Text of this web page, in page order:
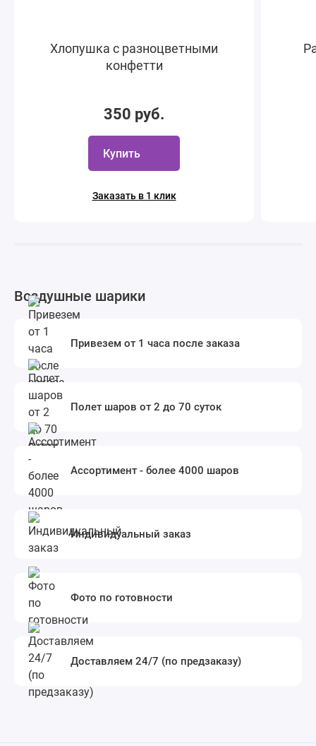
Хлопушка с разноцветными
конфетти
350 руб.
Купить
Заказать в 1 клик
Воздушные шарики
Привезем от 1 часа после заказа
Полет шаров от 2 до 70 суток
Ассортимент - более 4000 шаров
Индивидуальный заказ
Фото по готовности
Доставляем 24/7 (по предзаказу)